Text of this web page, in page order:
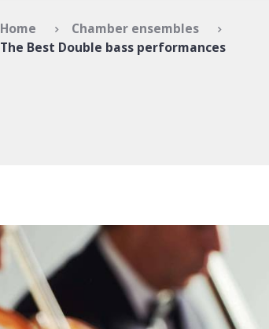
Home
Chamber ensembles
The Best Double bass performances